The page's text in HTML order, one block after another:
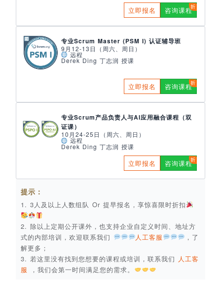
立即报名 咨询课程
专业Scrum Master (PSM I) 认证辅导班
9月12-13日（周六、周日）
远程
Derek Ding 丁志润 授课
立即报名 咨询课程
专业Scrum产品负责人与AI应用融合课程（双
证课）
10月24-25日（周六、周日）
远程
Derek Ding 丁志润 授课
立即报名 咨询课程
提示：
1. 3人及以上人数组队 Or 提早报名，享惊喜限时折扣
2. 除以上定期公开课外，也支持企业自定义时间、地址方
式的内部培训，欢迎联系我们
人工客服
，了
解更多；
3. 若这里没有找到您想要的课程或培训，联系我们 人工客
服
，我们会第一时间满足您的需求。